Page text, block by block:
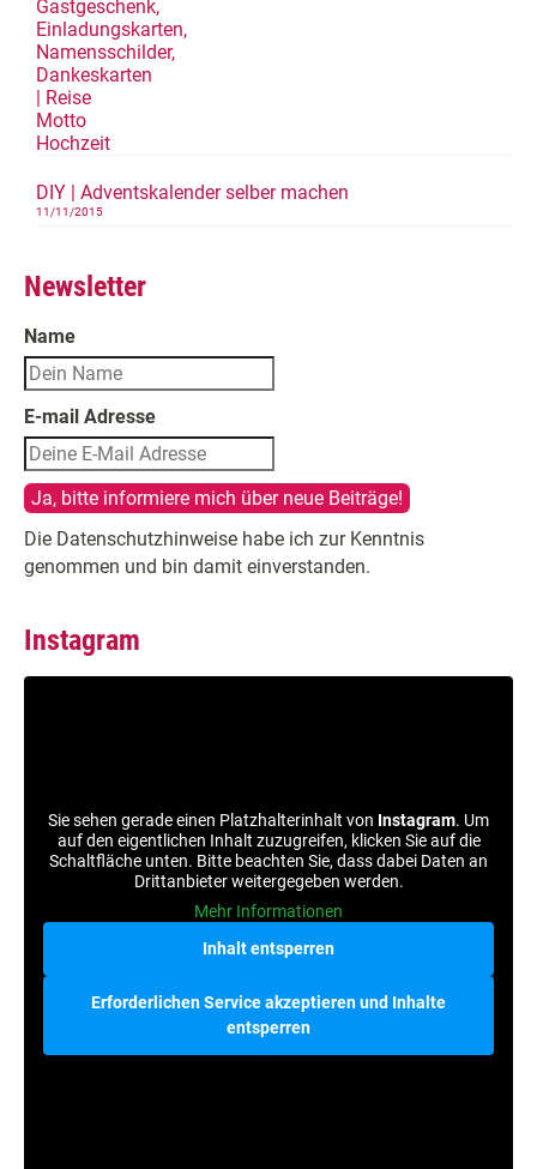
DIY | Adventskalender selber machen
11/11/2015
Newsletter
Name
E-mail Adresse
Die Datenschutzhinweise habe ich zur Kenntnis
genommen und bin damit einverstanden.
Instagram
Sie sehen gerade einen Platzhalterinhalt von Instagram. Um
auf den eigentlichen Inhalt zuzugreifen, klicken Sie auf die
Schaltfläche unten. Bitte beachten Sie, dass dabei Daten an
Drittanbieter weitergegeben werden.
Mehr Informationen
Inhalt entsperren
Erforderlichen Service akzeptieren und Inhalte
entsperren